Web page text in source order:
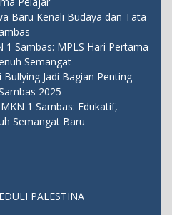
Baru Kenali Budaya dan Tata
1 Sambas: MPLS Hari Pertama
Semangat
Jadi Bagian Penting
2025
1 Sambas: Edukatif,
Semangat Baru
PALESTINA